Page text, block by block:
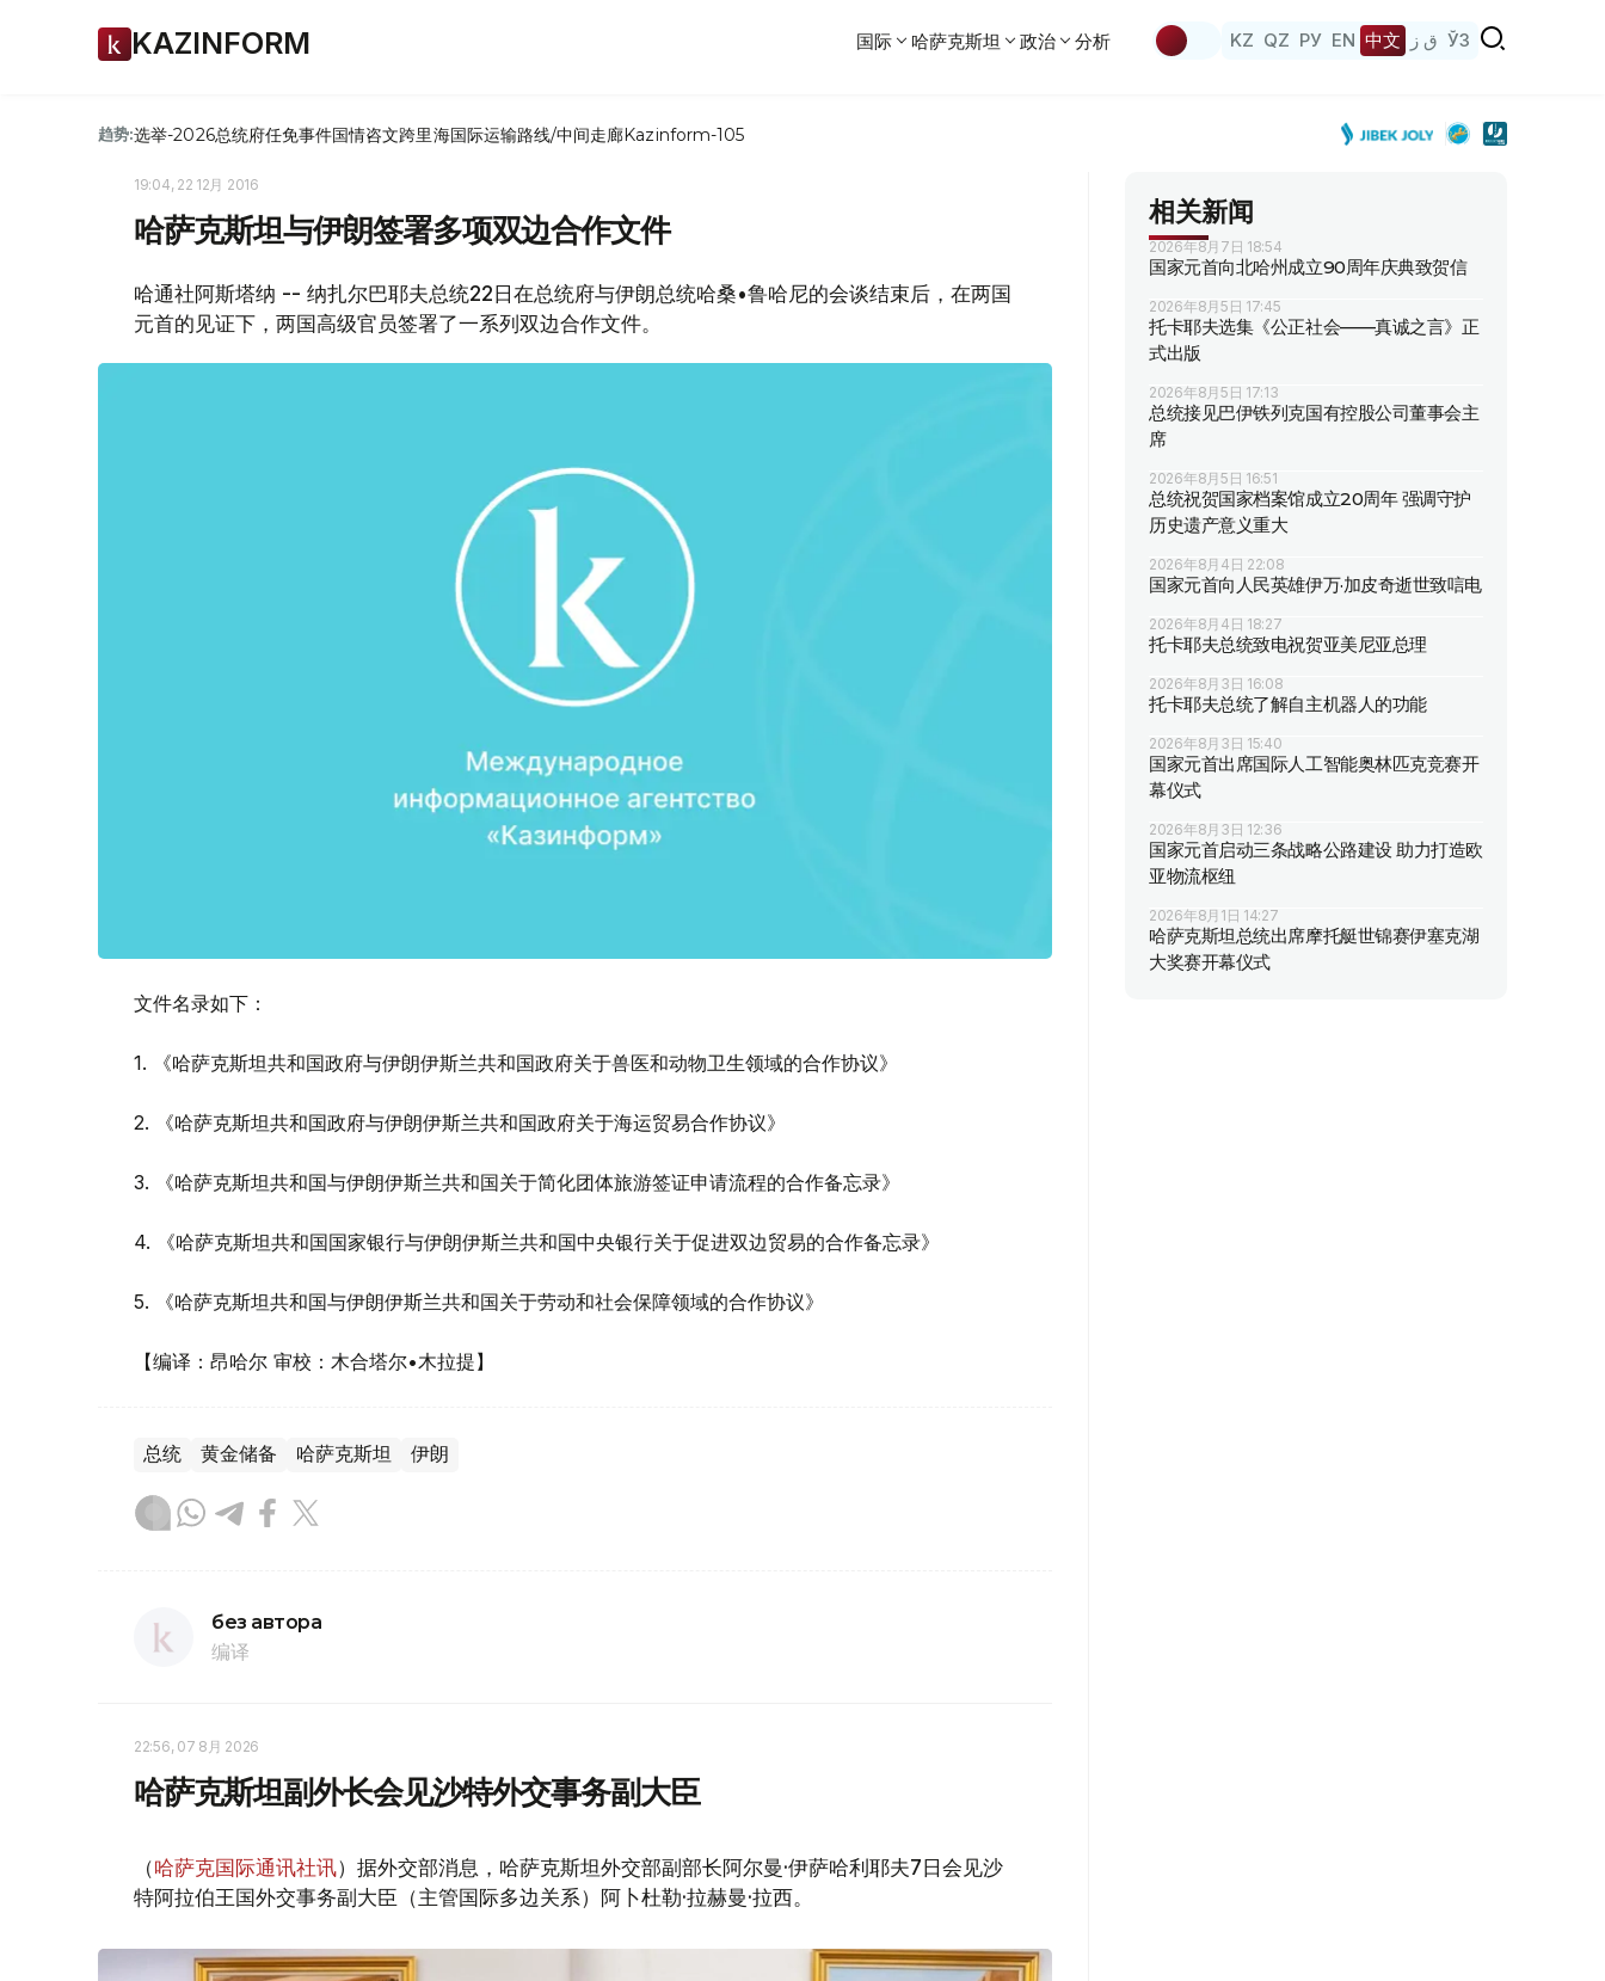
KAZINFORM 国际 哈萨克斯坦 政治 分析 KZ QZ РУ EN 中文 ق ز ЎЗ
趋势:选举-2026总统府任免事件国情咨文跨里海国际运输路线/中间走廊Kazinform-105
19:04, 22 12月 2016
哈萨克斯坦与伊朗签署多项双边合作文件
哈通社阿斯塔纳 -- 纳扎尔巴耶夫总统22日在总统府与伊朗总统哈桑•鲁哈尼的会谈结束后，在两国
元首的见证下，两国高级官员签署了一系列双边合作文件。
文件名录如下：
1. 《哈萨克斯坦共和国政府与伊朗伊斯兰共和国政府关于兽医和动物卫生领域的合作协议》
2. 《哈萨克斯坦共和国政府与伊朗伊斯兰共和国政府关于海运贸易合作协议》
3. 《哈萨克斯坦共和国与伊朗伊斯兰共和国关于简化团体旅游签证申请流程的合作备忘录》
4. 《哈萨克斯坦共和国国家银行与伊朗伊斯兰共和国中央银行关于促进双边贸易的合作备忘录》
5. 《哈萨克斯坦共和国与伊朗伊斯兰共和国关于劳动和社会保障领域的合作协议》
【编译：昂哈尔 审校：木合塔尔•木拉提】
总统 黄金储备 哈萨克斯坦 伊朗
без автора
编译
22:56, 07 8月 2026
哈萨克斯坦副外长会见沙特外交事务副大臣
（哈萨克国际通讯社讯）据外交部消息，哈萨克斯坦外交部副部长阿尔曼·伊萨哈利耶夫7日会见沙
特阿拉伯王国外交事务副大臣（主管国际多边关系）阿卜杜勒·拉赫曼·拉西。
相关新闻
2026年8月7日 18:54
国家元首向北哈州成立90周年庆典致贺信
2026年8月5日 17:45
托卡耶夫选集《公正社会——真诚之言》正
式出版
2026年8月5日 17:13
总统接见巴伊铁列克国有控股公司董事会主
席
2026年8月5日 16:51
总统祝贺国家档案馆成立20周年 强调守护
历史遗产意义重大
2026年8月4日 22:08
国家元首向人民英雄伊万·加皮奇逝世致唁电
2026年8月4日 18:27
托卡耶夫总统致电祝贺亚美尼亚总理
2026年8月3日 16:08
托卡耶夫总统了解自主机器人的功能
2026年8月3日 15:40
国家元首出席国际人工智能奥林匹克竞赛开
幕仪式
2026年8月3日 12:36
国家元首启动三条战略公路建设 助力打造欧
亚物流枢纽
2026年8月1日 14:27
哈萨克斯坦总统出席摩托艇世锦赛伊塞克湖
大奖赛开幕仪式